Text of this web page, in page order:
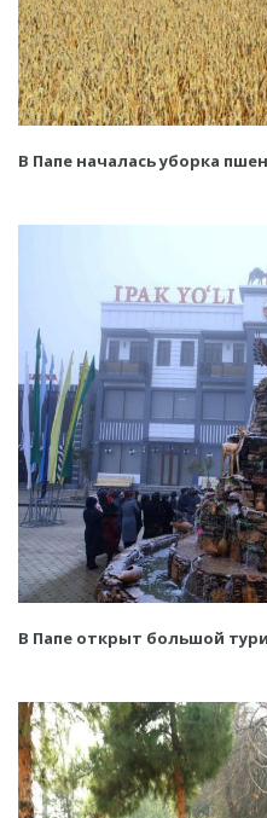
В Папе началась уборка
В Папе открыт большой